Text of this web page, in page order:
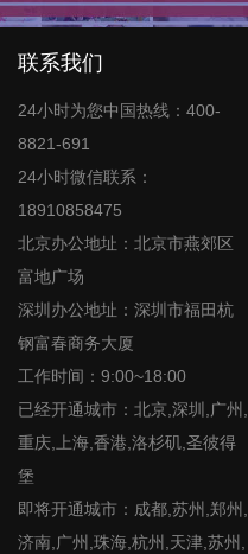
联系我们
24小时为您中国热线：400-
8821-691
24小时微信联系：
18910858475
北京办公地址：北京市燕郊区
富地广场
深圳办公地址：深圳市福田杭
钢富春商务大厦
工作时间：9:00~18:00
已经开通城市：北京,深圳,广州,
重庆,上海,香港,洛杉矶,圣彼得
堡
即将开通城市：成都,苏州,郑州,
济南,广州,珠海,杭州,天津,苏州,